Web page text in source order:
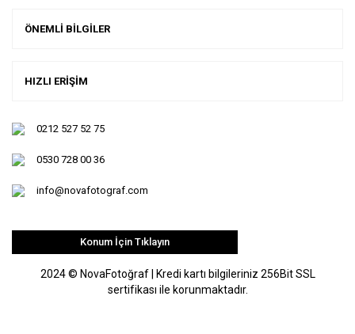
ÖNEMLİ BİLGİLER
HIZLI ERİŞİM
0212 527 52 75
0530 728 00 36
info@novafotograf.com
Konum İçin Tıklayın
2024 © NovaFotoğraf | Kredi kartı bilgileriniz 256Bit SSL
sertifikası ile korunmaktadır.